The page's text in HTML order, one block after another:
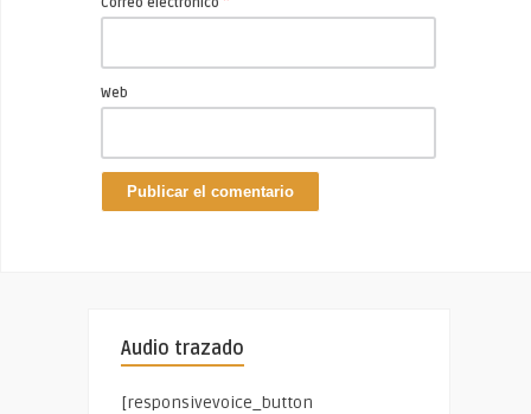
Web
Audio trazado
[responsivevoice_button